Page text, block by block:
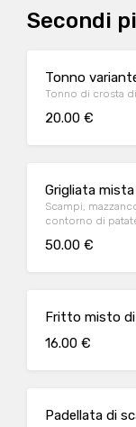
Secondi
Tonno
Tonno di crosta
20.00 €
Grigliata
Scampi,
contorno di
50.00 €
Fritto misto
16.00 €
Padellata di